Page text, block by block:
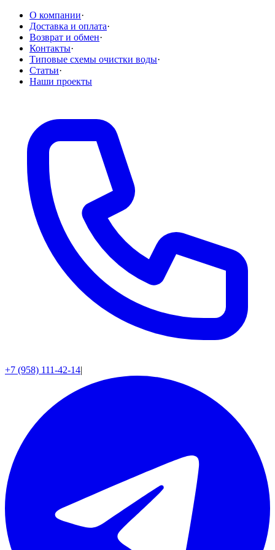
О компании·
Доставка и оплата·
Возврат и обмен·
Контакты·
Типовые схемы очистки воды·
Статьи·
Наши проекты
+7 (958) 111-42-14|